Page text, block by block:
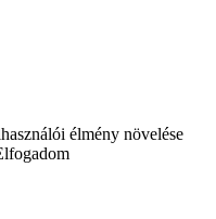
élmény növelése